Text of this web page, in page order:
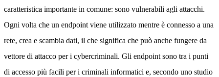
caratteristica importante in comune: sono vulnerabili agli attacchi.
Ogni volta che un endpoint viene utilizzato mentre è connesso a una
rete, crea e scambia dati, il che significa che può anche fungere da
vettore di attacco per i cybercriminali. Gli endpoint sono tra i punti
di accesso più facili per i criminali informatici e, secondo uno studio